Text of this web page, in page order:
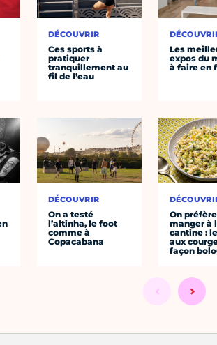
DÉCOUVRIR
Ces sports à
pratiquer
tranquillement au
fil de l’eau
DÉCOUVRIR
On a testé
l’altinha, le foot
comme à
Copacabana
Les
expos du
à faire en
On préfère
manger à
cantine :
aux
façon